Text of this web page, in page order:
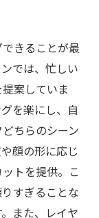
きることが最
では、忙しい
案していま
を楽にし、自
ちらのシーン
顔の形に応じ
トを提供。こ
すぎることな
また、レイヤ